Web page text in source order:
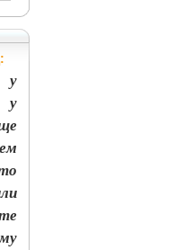
у
у